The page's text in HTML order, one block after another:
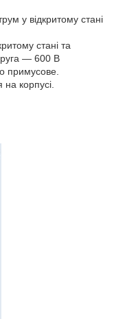
у відкритому стані
стані та
— 600 В
примусове.
корпусі.